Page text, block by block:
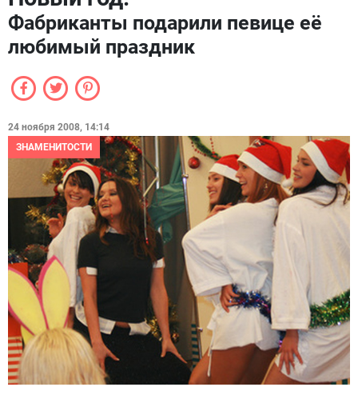
Фабриканты подарили певице её
любимый праздник
24 ноября 2008, 14:14
ЗНАМЕНИТОСТИ